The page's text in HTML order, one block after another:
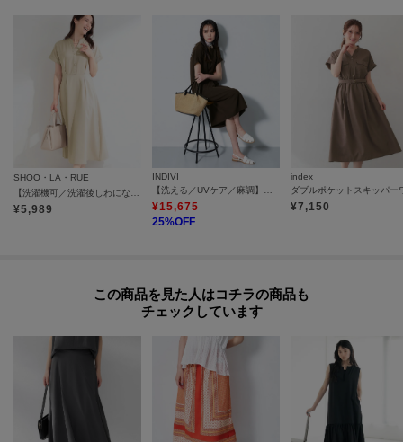
SHOO・LA・RUE
【洗濯機可／洗濯後しわになりにくい】ウエストタックフレンチワンピース
¥5,989
INDIVI
【洗える／UVケア／麻調】スキッパーワンピース
¥15,675
25%OFF
index
¥7,150
この商品を見た人はコチラの商品も
チェックしています